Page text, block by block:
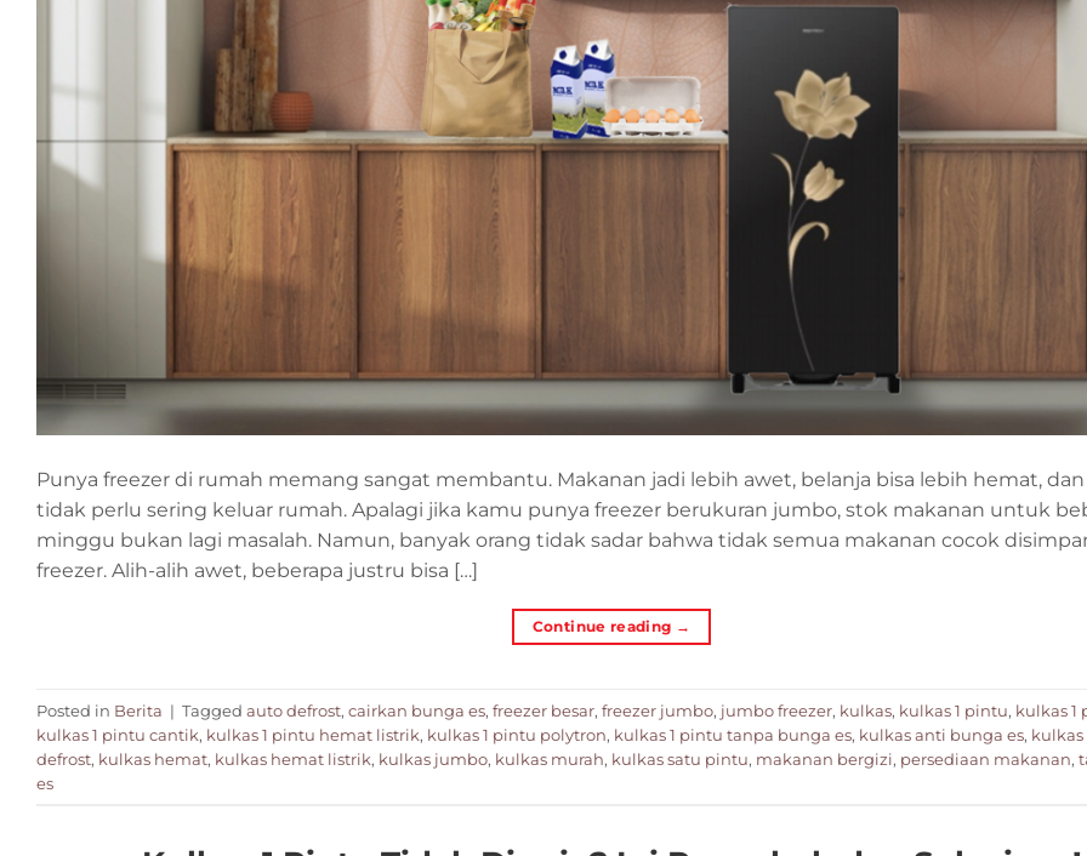
Punya freezer di rumah memang sangat membantu. Makanan jadi lebih awet, belanja bisa lebih hemat,
tidak perlu sering keluar rumah. Apalagi jika kamu punya freezer berukuran jumbo, stok makanan untuk
minggu bukan lagi masalah. Namun, banyak orang tidak sadar bahwa tidak semua makanan cocok
freezer. Alih-alih awet, beberapa justru bisa […]
Continue reading →
Posted in Berita | Tagged auto defrost, cairkan bunga es, freezer besar, freezer jumbo, jumbo freezer, kulkas, kulkas 1 pintu, kulkas 1
kulkas 1 pintu cantik, kulkas 1 pintu hemat listrik, kulkas 1 pintu polytron, kulkas 1 pintu tanpa bunga es, kulkas anti bunga es,
defrost, kulkas hemat, kulkas hemat listrik, kulkas jumbo, kulkas murah, kulkas satu pintu, makanan bergizi, persediaan makanan,
es